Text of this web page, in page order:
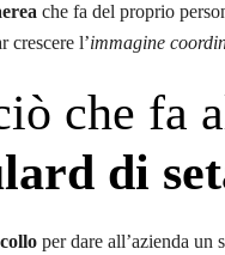
che fa del proprio
crescere l’immagine
che fa
di
per dare all’azienda un